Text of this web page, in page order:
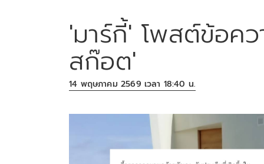
'มาร์กี้' โพสต์ข้อค
สก๊อต'
14 พฤษภาคม 2569 เวลา 18:40 น.